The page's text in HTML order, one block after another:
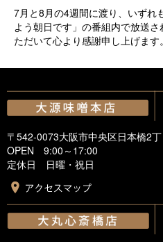
7月と8月の4週間に渡り、いずれ
よう朝日です」の番組内で放送
ただいて心より感謝申し上げます。
〒542-0073大阪市中央区日本橋2
OPEN 9:00～17:00
定休日 日曜・祝日